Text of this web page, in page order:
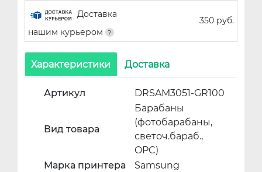
Доставка
нашим курьером
350 руб.
Характеристики Доставка
Артикул DRSAM3051-GR100
Вид товара
Барабаны
(фотобарабаны,
светоч.бараб.,
OPC)
Марка принтера
Samsung